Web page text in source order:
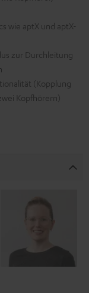
wie aptX und aptX-
zur Durchleitung
(Kopplung
Kopfhörern)